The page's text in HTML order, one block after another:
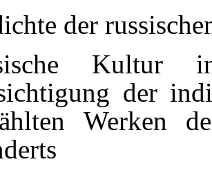
der
Kultur
der
Werken